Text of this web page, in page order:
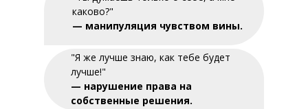
каково?"
— манипуляция чувством вины.
"Я же лучше знаю, как тебе будет
лучше!"
— нарушение права на
собственные решения.